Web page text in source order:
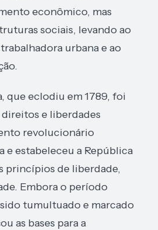
econômico, mas
sociais, levando ao
urbana e ao
que eclodiu em 1789, foi
e liberdades
revolucionário
e estabeleceu a República
princípios de liberdade,
Embora o período
tumultuado e marcado
as bases para a